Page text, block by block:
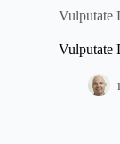
Vulputate
Vulputate